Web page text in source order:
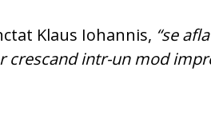
Klaus Iohannis, “se
crescand intr-un mod